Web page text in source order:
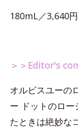
180mL／3,640
＞＞Editor's
オルビスユーの
ー ドットのロー
たときは絶妙な